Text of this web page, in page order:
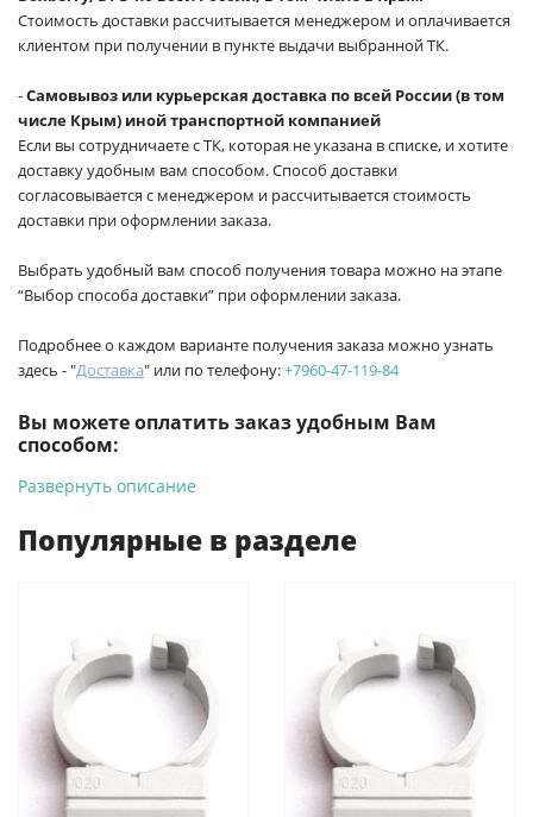
Стоимость доставки рассчитывается менеджером и оплачивается
клиентом при получении в пункте выдачи выбранной ТК.
-Самовывоз или курьерская доставка по всей России (в том
числе Крым) иной транспортной компанией
Если вы сотрудничаете с ТК, которая не указана в списке, и хотите
доставку удобным вам способом. Способ доставки
согласовывается с менеджером и рассчитывается стоимость
доставки при оформлении заказа.
Выбрать удобный вам способ получения товара можно на этапе
“Выбор способа доставки” при оформлении заказа.
Подробнее о каждом варианте получения заказа можно узнать
здесь - "Доставка" или по телефону:+7960-47-119-84
Вы можете оплатить заказ удобным Вам
способом:
-Банковской картой на сайте ProffЭлектро. Данный вид
Для юридических лиц: переводом на расчетный счет при
онлайн оплате заказа на сайте.
Подробнее о способах оплаты можно узнать здесь - "Оплата"
Развернуть описание
Популярные в разделе